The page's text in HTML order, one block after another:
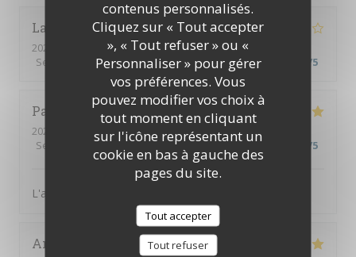
contenus personnalisés.
Cliquez sur « Tout accepter
», « Tout refuser » ou «
Personnaliser » pour gérer
vos préférences. Vous
pouvez modifier vos choix à
tout moment en cliquant
sur l'icône représentant un
cookie en bas à gauche des
pages du site.
Tout accepter
Tout refuser
Lauryn M
2026-08-04
- 13:00 - Couverts 2
Service
Ambiance: 4/5 Cuisine: 4/5 Qualité / Prix /5
Patrick
2026-08-03
- 19:30 - Couverts 2
Service
Ambiance:4 /5 Cuisine:5/5 Qualité / Prix /5
L'accueil et la qualité de la nourriture
Anna